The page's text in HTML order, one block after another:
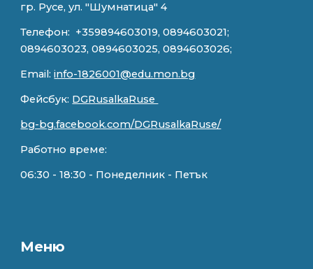
гр. Русе, ул. "Шумнатица" 4
Телефон: +359894603019, 0894603021;
0894603023, 0894603025, 0894603026;
Email:info-1826001@edu.mon.bg
Фейсбук: DGRusalkaRuse
bg-bg.facebook.com/DGRusalkaRuse/
Работно време:
06:30 - 18:30 - Понеделник - Петък
Меню